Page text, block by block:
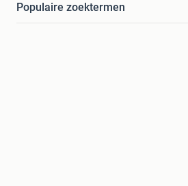
Populaire zoektermen